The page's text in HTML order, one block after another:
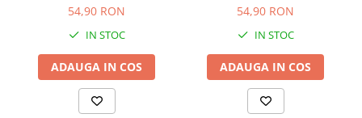
54,90 RON
IN STOC
ADAUGA IN COS
54,90 RON
IN STOC
ADAUGA IN COS